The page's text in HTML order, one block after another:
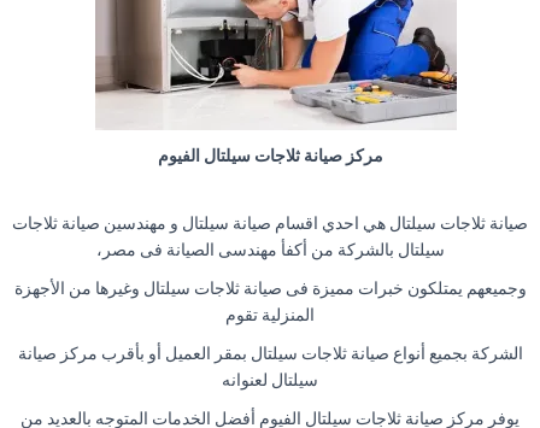
مركز صيانة ثلاجات سيلتال الفيوم
صيانة ثلاجات سيلتال هي احدي اقسام صيانة سيلتال و مهندسين صيانة ثلاجات
سيلتال بالشركة من أكفأ مهندسى الصيانة فى مصر،
وجميعهم يمتلكون خبرات مميزة فى صيانة ثلاجات سيلتال وغيرها من الأجهزة
المنزلية تقوم
الشركة بجميع أنواع صيانة ثلاجات سيلتال بمقر العميل أو بأقرب مركز صيانة
سيلتال لعنوانه
يوفر مركز صيانة ثلاجات سيلتال الفيوم أفضل الخدمات المتوجه بالعديد من